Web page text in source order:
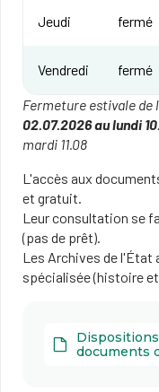
Jeudi fermé
Vendredi fermé
Fermeture estivale de
02.07.2026 au lundi
mardi 11.08
L'accès aux
et gratuit.
Leur consultation se
(pas de prêt).
Les Archives de l'État
spécialisée (histoire
documents